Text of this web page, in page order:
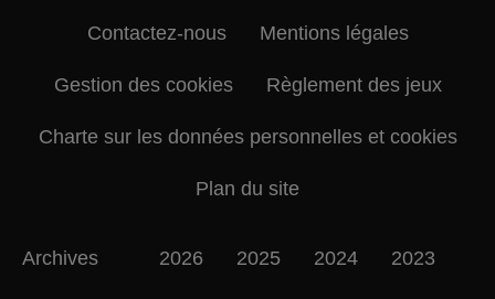
Contactez-nous Mentions légales
Gestion des cookies Règlement des jeux
Charte sur les données personnelles et cookies
Plan du site
Archives 2026 2025 2024 2023